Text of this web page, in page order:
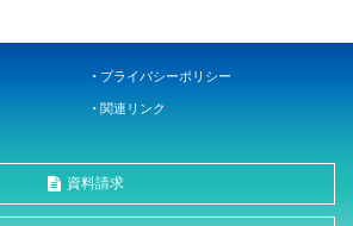
プライバシーポリシー
関連リンク
資料請求